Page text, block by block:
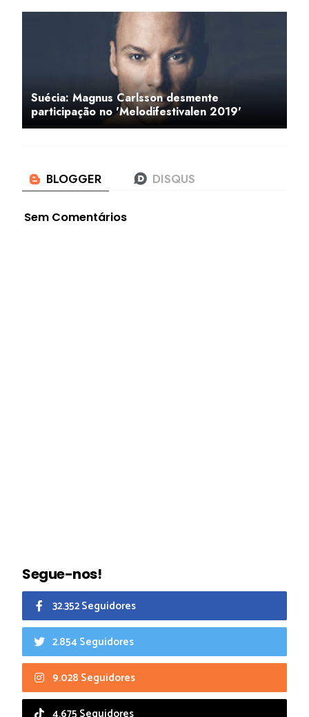
Suécia: Magnus Carlsson desmente
participação no 'Melodifestivalen 2019'
Sem Comentários
Segue-nos!
32.352 Seguidores
2.854 Seguidores
9.028 Seguidores